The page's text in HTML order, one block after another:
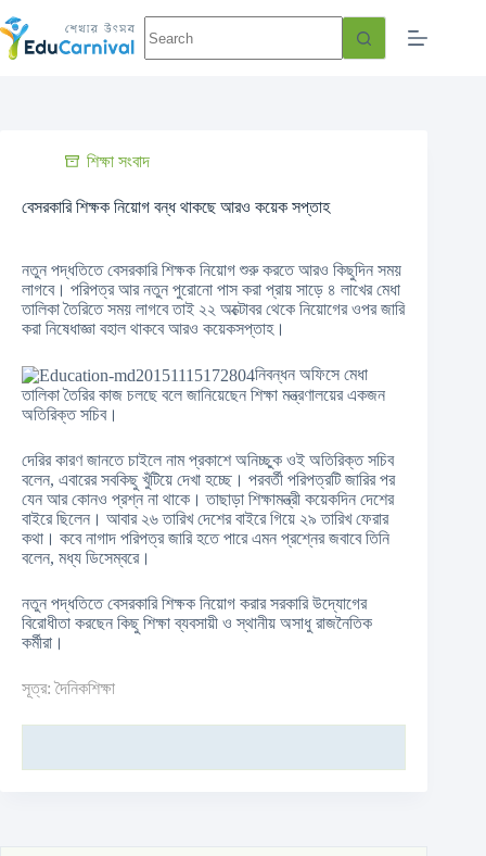
শিক্ষা সংবাদ
বেসরকারি শিক্ষক নিয়োগ বন্ধ থাকছে আরও কয়েক সপ্তাহ
নতুন পদ্ধতিতে বেসরকারি শিক্ষক নিয়োগ শুরু করতে আরও কিছুদিন সময়
লাগবে। পরিপত্র আর নতুন পুরোনো পাস করা প্রায় সাড়ে ৪ লাখের মেধা
তালিকা তৈরিতে সময় লাগবে তাই ২২ অক্টোবর থেকে নিয়োগের ওপর জারি
করা নিষেধাজ্ঞা বহাল থাকবে আরও কয়েকসপ্তাহ।
নিবন্ধন অফিসে মেধা
তালিকা তৈরির কাজ চলছে বলে জানিয়েছেন শিক্ষা মন্ত্রণালয়ের একজন
অতিরিক্ত সচিব।
দেরির কারণ জানতে চাইলে নাম প্রকাশে অনিচ্ছুক ওই অতিরিক্ত সচিব
বলেন, এবারের সবকিছু খুঁটিয়ে দেখা হচ্ছে। পরবর্তী পরিপত্রটি জারির পর
যেন আর কোনও প্রশ্ন না থাকে। তাছাড়া শিক্ষামন্ত্রী কয়েকদিন দেশের
বাইরে ছিলেন। আবার ২৬ তারিখ দেশের বাইরে গিয়ে ২৯ তারিখ ফেরার
কথা। কবে নাগাদ পরিপত্র জারি হতে পারে এমন প্রশ্নের জবাবে তিনি
বলেন, মধ্য ডিসেম্বরে।
নতুন পদ্ধতিতে বেসরকারি শিক্ষক নিয়োগ করার সরকারি উদ্যোগের
বিরোধীতা করছেন কিছু শিক্ষা ব্যবসায়ী ও স্থানীয় অসাধু রাজনৈতিক
কর্মীরা।
সূত্র: দৈনিকশিক্ষা